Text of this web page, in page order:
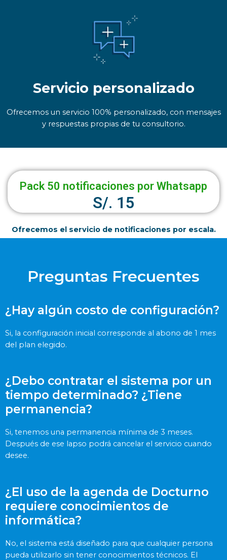
Servicio personalizado
Ofrecemos un servicio 100% personalizado, con mensajes
y respuestas propias de tu consultorio.
Pack 50 notificaciones por Whatsapp
S/. 15
Ofrecemos el servicio de notificaciones por escala.
Preguntas Frecuentes
¿Hay algún costo de configuración?
Si, la configuración inicial corresponde al abono de 1 mes
del plan elegido.
¿Debo contratar el sistema por un
tiempo determinado? ¿Tiene
permanencia?
Si, tenemos una permanencia mínima de 3 meses.
Después de ese lapso podrá cancelar el servicio cuando
desee.
¿El uso de la agenda de Docturno
requiere conocimientos de
informática?
No, el sistema está diseñado para que cualquier persona
pueda utilizarlo sin tener conocimientos técnicos. El